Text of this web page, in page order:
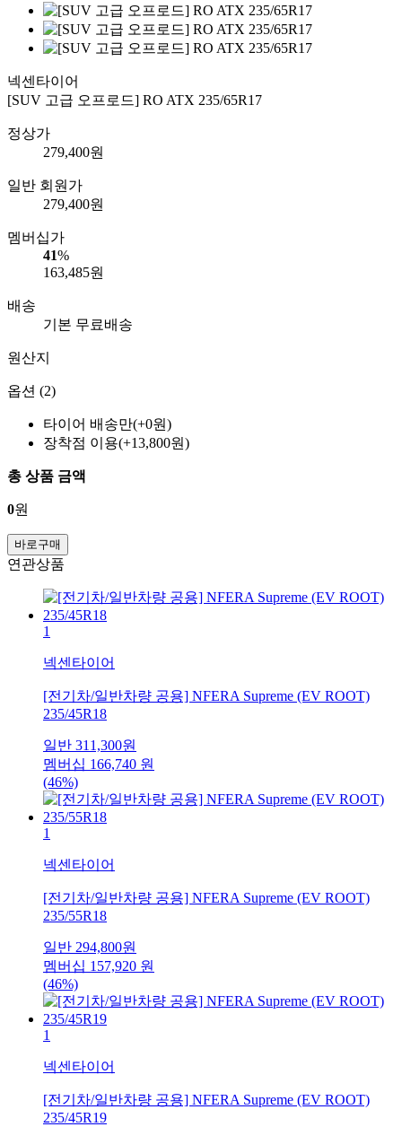
넥센타이어
[SUV 고급 오프로드] RO ATX 235/65R17
정상가
279,400원
일반 회원가
279,400원
멤버십가
41%
163,485원
배송
기본 무료배송
원산지
옵션 (2)
타이어 배송만(+0원)
장착점 이용(+13,800원)
총 상품 금액
0원
바로구매
연관상품
1
넥센타이어
[전기차/일반차량 공용] NFERA Supreme (EV ROOT)
235/45R18
일반 311,300원
멤버십 166,740 원
(46%)
1
넥센타이어
[전기차/일반차량 공용] NFERA Supreme (EV ROOT)
235/55R18
일반 294,800원
멤버십 157,920 원
(46%)
1
넥센타이어
[전기차/일반차량 공용] NFERA Supreme (EV ROOT)
235/45R19